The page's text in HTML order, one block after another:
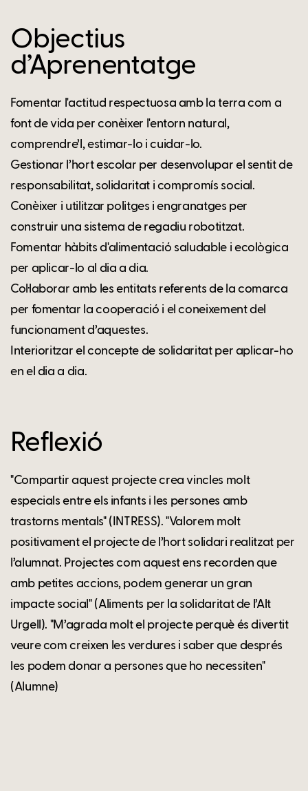
Objectius
d’Aprenentatge
Fomentar l'actitud respectuosa amb la terra com a
font de vida per conèixer l'entorn natural,
comprendre’l, estimar-lo i cuidar-lo.
Gestionar l’hort escolar per desenvolupar el sentit de
responsabilitat, solidaritat i compromís social.
Conèixer i utilitzar politges i engranatges per
construir una sistema de regadiu robotitzat.
Fomentar hàbits d'alimentació saludable i ecològica
per aplicar-lo al dia a dia.
Col·laborar amb les entitats referents de la comarca
per fomentar la cooperació i el coneixement del
funcionament d’aquestes.
Interioritzar el concepte de solidaritat per aplicar-ho
en el dia a dia.
Reflexió
"Compartir aquest projecte crea vincles molt
especials entre els infants i les persones amb
trastorns mentals" (INTRESS). "Valorem molt
positivament el projecte de l’hort solidari realitzat per
l’alumnat. Projectes com aquest ens recorden que
amb petites accions, podem generar un gran
impacte social" (Aliments per la solidaritat de l’Alt
Urgell). "M’agrada molt el projecte perquè és divertit
veure com creixen les verdures i saber que després
les podem donar a persones que ho necessiten"
(Alumne)